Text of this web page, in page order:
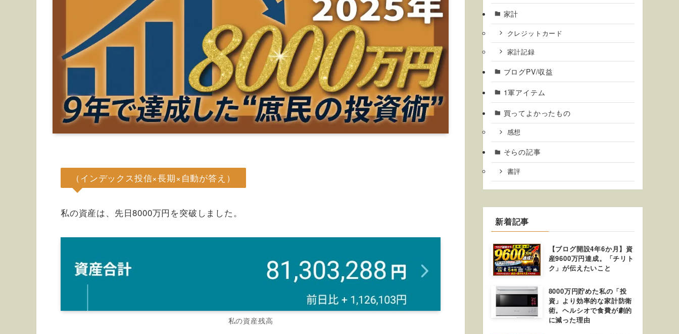
（インデックス投信×長期×自動が答え）
私の資産は、先日8000万円を突破しました。
私の資産残高
家計
クレジットカード
家計記録
ブログPV/収益
1軍アイテム
買ってよかったもの
感想
そらの記事
書評
新着記事
【ブログ開設4年6か月】資
産9600万円達成。「チリト
ク」が伝えたいこと
8000万円貯めた私の「投
資」より効率的な家計防衛
術。ヘルシオで食費が劇的
に減った理由